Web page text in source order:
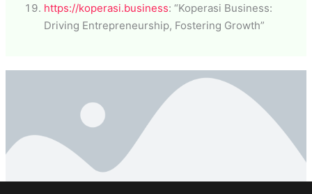
https://koperasi.business: “Koperasi Business:
Driving Entrepreneurship, Fostering Growth”